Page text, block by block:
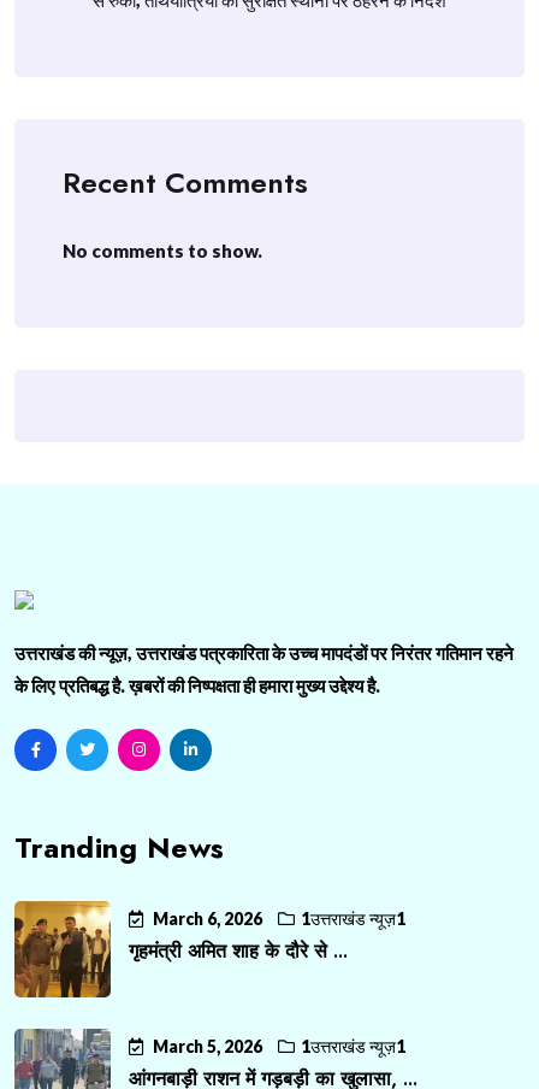
Recent Comments
No comments to show.
उत्तराखंड की न्यूज़, उत्तराखंड पत्रकारिता के उच्च मापदंडों पर निरंतर गतिमान रहने
के लिए प्रतिबद्ध है. ख़बरों की निष्पक्षता ही हमारा मुख्य उद्देश्य है.
Tranding News
March 6, 2026 1उत्तराखंड न्यूज़1
गृहमंत्री अमित शाह के दौरे से ...
March 5, 2026 1उत्तराखंड न्यूज़1
आंगनबाड़ी राशन में गड़बड़ी का खुलासा, ...